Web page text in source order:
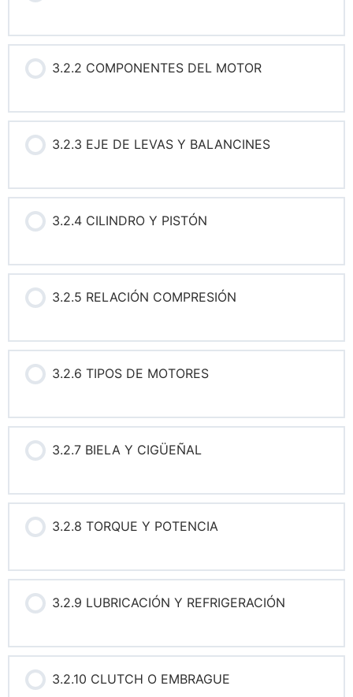
3.2.2 COMPONENTES DEL MOTOR
3.2.3 EJE DE LEVAS Y BALANCINES
3.2.4 CILINDRO Y PISTÓN
3.2.5 RELACIÓN COMPRESIÓN
3.2.6 TIPOS DE MOTORES
3.2.7 BIELA Y CIGÜEÑAL
3.2.8 TORQUE Y POTENCIA
3.2.9 LUBRICACIÓN Y REFRIGERACIÓN
3.2.10 CLUTCH O EMBRAGUE